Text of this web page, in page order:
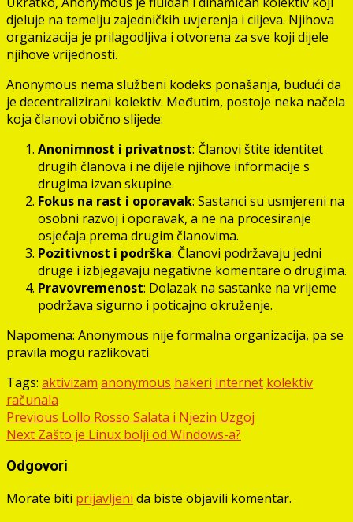
djeluje na temelju zajedničkih uvjerenja i ciljeva. Njihova
organizacija je prilagodljiva i otvorena za sve koji dijele
njihove vrijednosti.
Anonymous nema službeni kodeks ponašanja, budući da
je decentralizirani kolektiv. Međutim, postoje neka načela
koja članovi obično slijede:
Anonimnost i privatnost: Članovi štite identitet
drugih članova i ne dijele njihove informacije s
drugima izvan skupine.
Fokus na rast i oporavak: Sastanci su usmjereni na
osobni razvoj i oporavak, a ne na procesiranje
osjećaja prema drugim članovima.
Pozitivnost i podrška: Članovi podržavaju jedni
druge i izbjegavaju negativne komentare o drugima.
Pravovremenost: Dolazak na sastanke na vrijeme
podržava sigurno i poticajno okruženje.
Napomena: Anonymous nije formalna organizacija, pa se
pravila mogu razlikovati.
Tags: aktivizam anonymous hakeri internet kolektiv
računala
Post
navigation
Previous Lollo Rosso Salata i Njezin Uzgoj
Next Zašto je Linux bolji od Windows-a?
Odgovori
Morate biti prijavljeni da biste objavili komentar.